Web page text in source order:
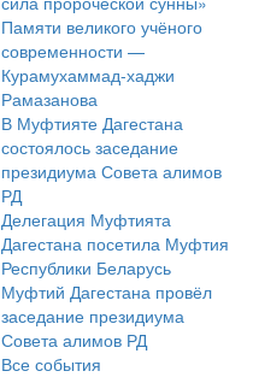
Памяти великого учёного
современности —
Курамухаммад-хаджи
Рамазанова
В Муфтияте Дагестана
состоялось заседание
президиума Совета алимов
РД
Делегация Муфтията
Дагестана посетила Муфтия
Республики Беларусь
Муфтий Дагестана провёл
заседание президиума
Совета алимов РД
Все события